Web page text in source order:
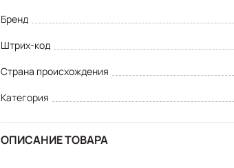
Бренд
Штрих-код
Страна происхождения
Категория
ОПИСАНИЕ ТОВАРА